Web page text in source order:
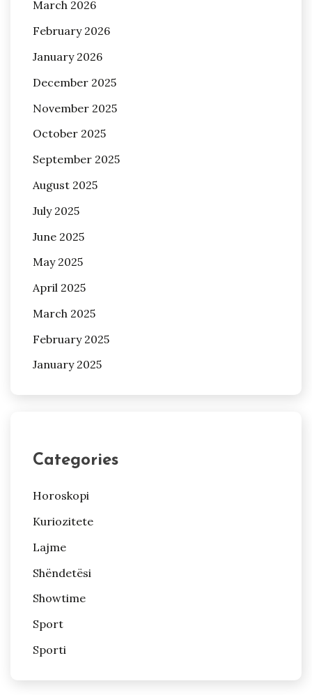
March 2026
February 2026
January 2026
December 2025
November 2025
October 2025
September 2025
August 2025
July 2025
June 2025
May 2025
April 2025
March 2025
February 2025
January 2025
Categories
Horoskopi
Kuriozitete
Lajme
Shëndetësi
Showtime
Sport
Sporti